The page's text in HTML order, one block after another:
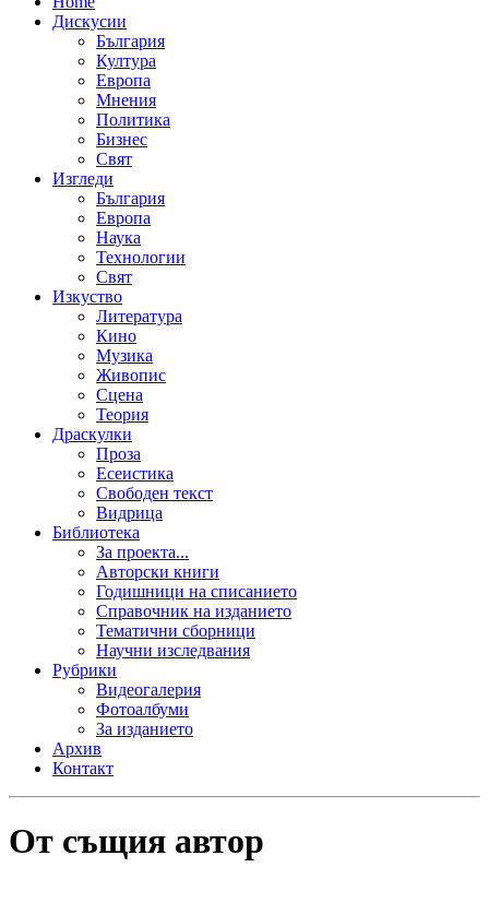
Дискусии
България
Култура
Европа
Мнения
Политика
Бизнес
Свят
Изгледи
България
Европа
Наука
Технологии
Свят
Изкуство
Литература
Кино
Музика
Живопис
Сцена
Теория
Драскулки
Проза
Есеистика
Свободен текст
Видрица
Библиотека
За проекта...
Авторски книги
Годишници на списанието
Справочник на изданието
Тематични сборници
Научни изследвания
Рубрики
Видеогалерия
Фотоалбуми
За изданието
Архив
Контакт
От същия автор